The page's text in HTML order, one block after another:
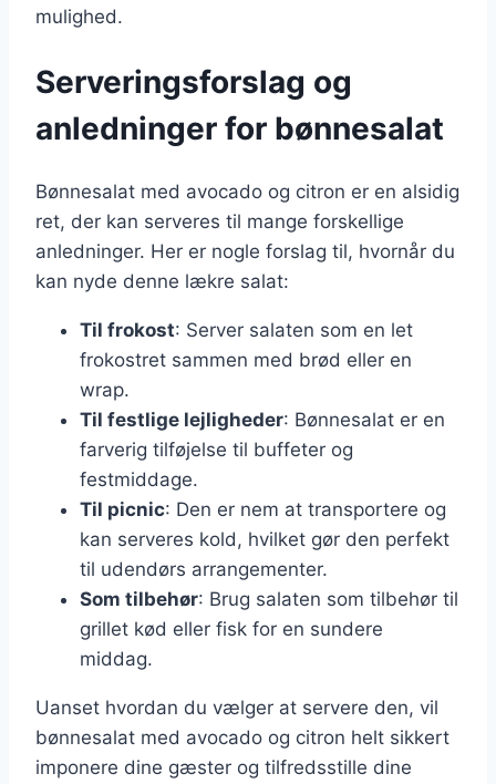
mulighed.
Serveringsforslag og
anledninger for bønnesalat
Bønnesalat med avocado og citron er en alsidig
ret, der kan serveres til mange forskellige
anledninger. Her er nogle forslag til, hvornår du
kan nyde denne lækre salat:
Til frokost: Server salaten som en let
frokostret sammen med brød eller en
wrap.
Til festlige lejligheder: Bønnesalat er en
farverig tilføjelse til buffeter og
festmiddage.
Til picnic: Den er nem at transportere og
kan serveres kold, hvilket gør den perfekt
til udendørs arrangementer.
Som tilbehør: Brug salaten som tilbehør til
grillet kød eller fisk for en sundere
middag.
Uanset hvordan du vælger at servere den, vil
bønnesalat med avocado og citron helt sikkert
imponere dine gæster og tilfredsstille dine